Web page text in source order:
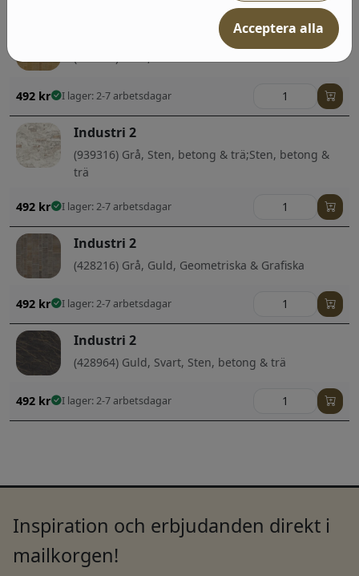
492 kr I lager: 2-7 arbetsdagar
Industri 2
(939316) Grå, Sten, betong & trä;Sten, betong &
trä
492 kr I lager: 2-7 arbetsdagar
Industri 2
(428216) Grå, Guld, Geometriska & Grafiska
492 kr I lager: 2-7 arbetsdagar
Industri 2
(428964) Guld, Svart, Sten, betong & trä
492 kr I lager: 2-7 arbetsdagar
Inspiration och erbjudanden direkt i
mailkorgen!
Acceptera alla